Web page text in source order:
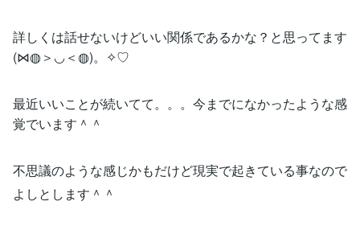
詳しくは話せないけどいい関係であるかな？と思ってます
(⋈◍＞◡＜◍)。✧♡
最近いいことが続いてて。。。今までになかったような感
覚でいます＾＾
不思議のような感じかもだけど現実で起きている事なので
よしとします＾＾